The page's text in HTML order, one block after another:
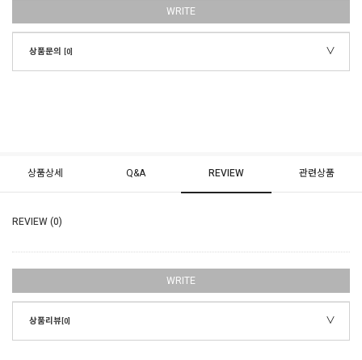
WRITE
상품문의 [0]
상품상세 Q&A REVIEW 관련상품
REVIEW (0)
WRITE
상품리뷰[0]